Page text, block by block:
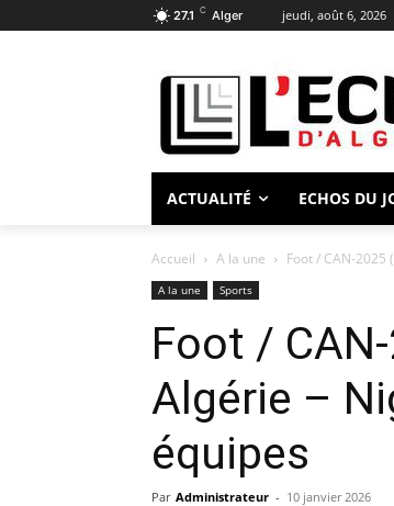
27.1 C Alger jeudi, août 6, 2026
ACTUALITÉ ECHOS DU
Accueil A la une Foot / CAN-2025
A la une Sports
Foot /
Algérie –
équipes
Par Administrateur - 10 janvier 2026